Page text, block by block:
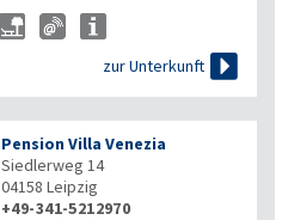
zur Unterkunft 
Pension Villa Venezia
Siedlerweg 14
04158 Leipzig
+49-341-5212970